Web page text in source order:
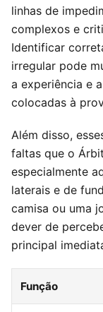
linhas de
complexos e
Identificar
irregular pode
a experiência e
colocadas à
Além disso,
faltas que o
especialmente
laterais e de
camisa ou uma
dever de
principal
Função